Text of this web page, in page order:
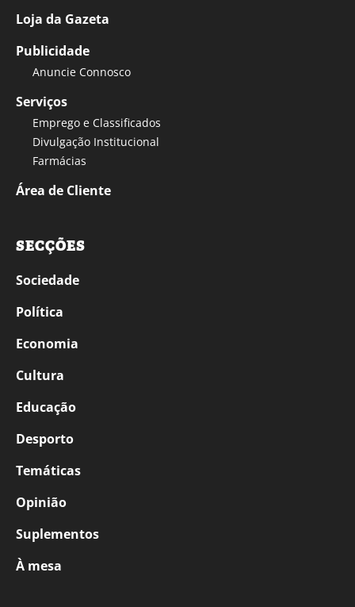
Loja da Gazeta
Publicidade
Anuncie Connosco
Serviços
Emprego e Classificados
Divulgação Institucional
Farmácias
Área de Cliente
SECÇÕES
Sociedade
Política
Economia
Cultura
Educação
Desporto
Temáticas
Opinião
Suplementos
À mesa